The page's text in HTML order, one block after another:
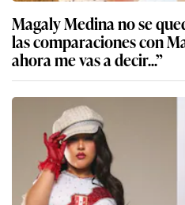
Magaly Medina no se
las comparaciones con
ahora me vas a decir...”